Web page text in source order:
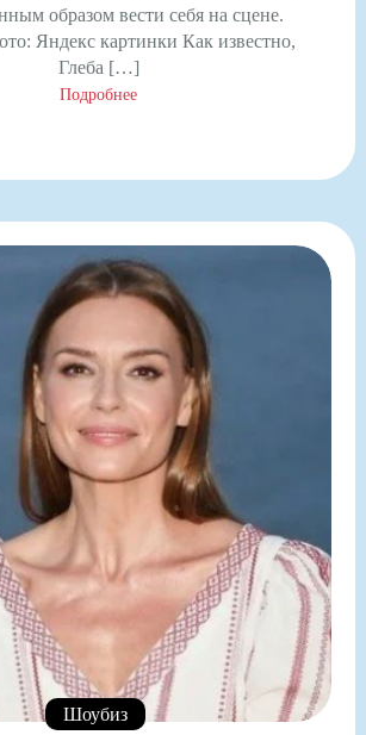
образом вести себя на сцене.
Яндекс картинки Как известно,
Глеба […]
Подробнее
Шоубиз